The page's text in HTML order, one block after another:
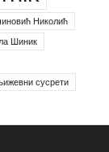
Николић
Шиник
сусрети